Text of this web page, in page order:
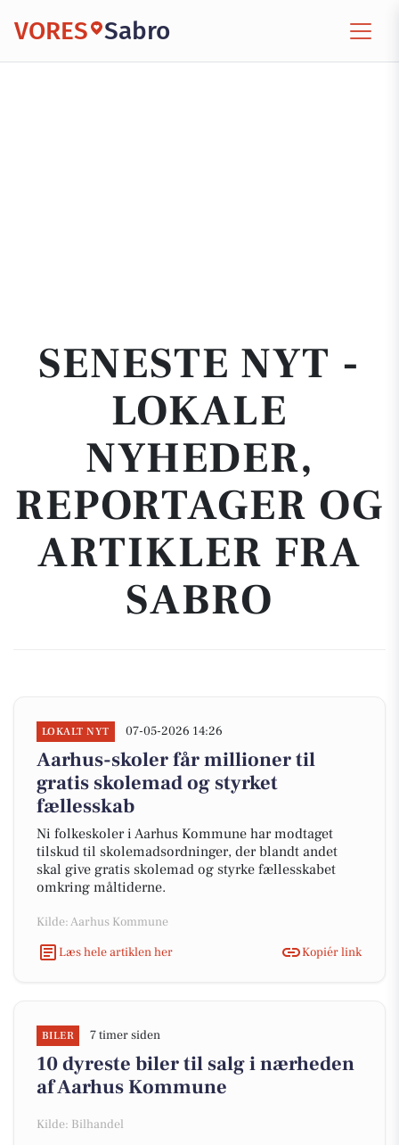
VORES Sabro
SENESTE NYT -
LOKALE
NYHEDER,
REPORTAGER OG
ARTIKLER FRA
SABRO
LOKALT NYT 07-05-2026 14:26
Aarhus-skoler får millioner til
gratis skolemad og styrket
fællesskab
Ni folkeskoler i Aarhus Kommune har modtaget
tilskud til skolemadsordninger, der blandt andet
skal give gratis skolemad og styrke fællesskabet
omkring måltiderne.
Kilde: Aarhus Kommune
Læs hele artiklen her
Kopiér link
BILER 7 timer siden
10 dyreste biler til salg i nærheden
af Aarhus Kommune
Kilde: Bilhandel